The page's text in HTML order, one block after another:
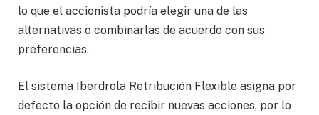
lo que el accionista podría elegir una de las
alternativas o combinarlas de acuerdo con sus
preferencias.
El sistema Iberdrola Retribución Flexible asigna por
defecto la opción de recibir nuevas acciones, por lo